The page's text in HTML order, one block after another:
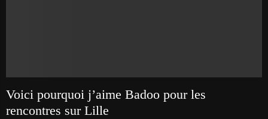
Voici pourquoi j’aime Badoo pour les
rencontres sur Lille